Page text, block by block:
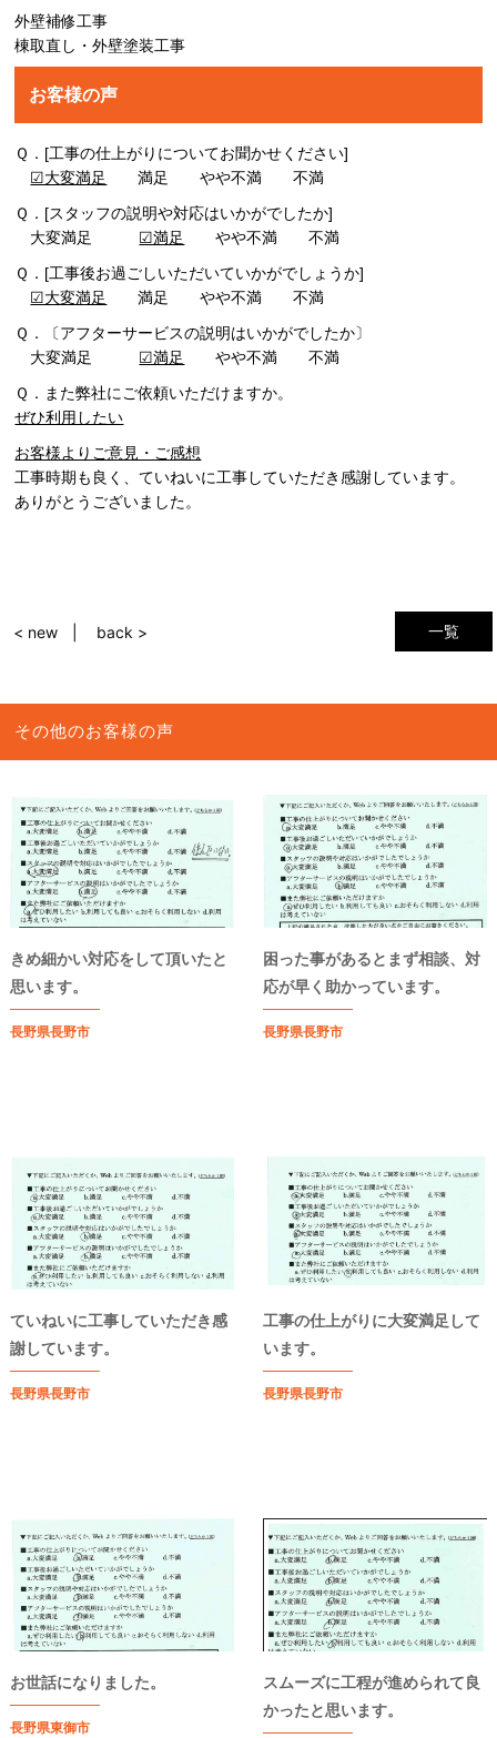
外壁補修工事
棟取直し・外壁塗装工事
お客様の声
Ｑ．[工事の仕上がりについてお聞かせください]
☑大変満足
満足 やや不満 不満
Ｑ．[スタッフの説明や対応はいかがでしたか]
大変満足 ☑満足
やや不満 不満
Ｑ．[工事後お過ごしいただいていかがでしょうか]
☑大変満足
満足 やや不満 不満
Ｑ．〔アフターサービスの説明はいかがでしたか〕
大変満足 ☑満足
やや不満 不満
Ｑ．また弊社にご依頼いただけますか。
ぜひ利用したい
お客様よりご意見・ご感想
工事時期も良く、ていねいに工事していただき感謝しています。
ありがとうございました。
一覧
< new back >
その他のお客様の声
きめ細かい対応をして頂いたと
思います。
長野県長野市
困った事があるとまず相談、対
応が早く助かっています。
長野県長野市
ていねいに工事していただき感
謝しています。
長野県長野市
工事の仕上がりに大変満足して
います。
長野県長野市
お世話になりました。
長野県東御市
スムーズに工程が進められて良
かったと思います。